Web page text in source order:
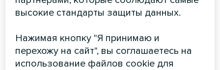
Канальный фанкойл MyCond
комфорт
высокие стандарты защиты данных.
Нажимая кнопку "Я принимаю и
перехожу на сайт", вы соглашаетесь на
использование файлов cookie для